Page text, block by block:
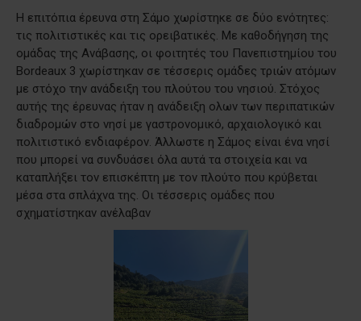
Η επιτόπια έρευνα στη Σάμο χωρίστηκε σε δύο ενότητες:
τις πολιτιστικές και τις ορειβατικές. Με καθοδήγηση της
ομάδας της Ανάβασης, οι φοιτητές του Πανεπιστημίου του
Bordeaux 3 χωρίστηκαν σε τέσσερις ομάδες τριών ατόμων
με στόχο την ανάδειξη του πλούτου του νησιού. Στόχος
αυτής της έρευνας ήταν η ανάδειξη ολων των περιπατικών
διαδρομών στο νησί με γαστρονομικό, αρχαιολογικό και
πολιτιστικό ενδιαφέρον. Άλλωστε η Σάμος είναι ένα νησί
που μπορεί να συνδυάσει όλα αυτά τα στοιχεία και να
καταπλήξει τον επισκέπτη με τον πλούτο που κρύβεται
μέσα στα σπλάχνα της. Οι τέσσερις ομάδες που
σχηματίστηκαν ανέλαβαν